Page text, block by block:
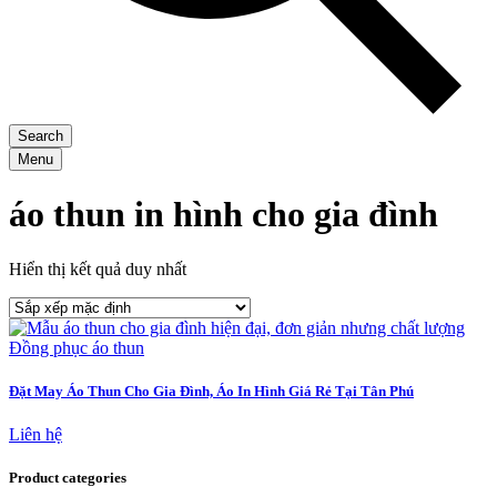
Search
Menu
áo thun in hình cho gia đình
Hiển thị kết quả duy nhất
Đồng phục áo thun
Đặt May Áo Thun Cho Gia Đình, Áo In Hình Giá Rẻ Tại Tân Phú
Liên hệ
Product categories